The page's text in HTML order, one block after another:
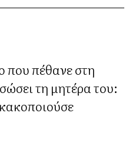
που πέθανε στη
τη μητέρα του: